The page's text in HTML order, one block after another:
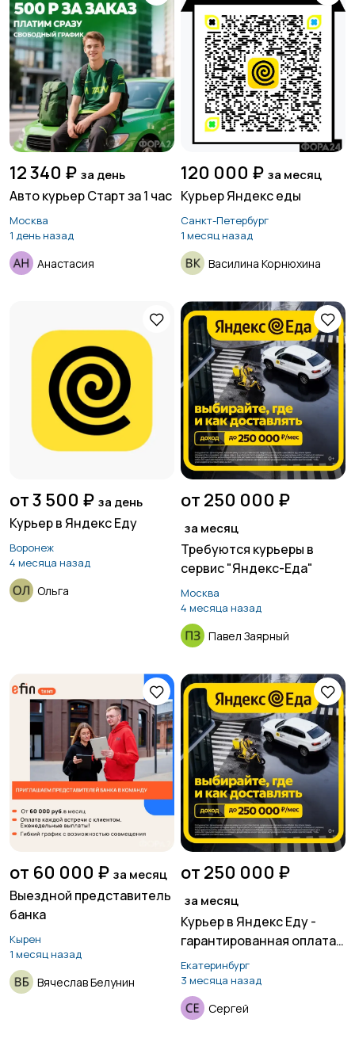
12 340 ₽ за день
Авто курьер Старт за 1 час
Москва
1 день назад
Анастасия
120 000 ₽ за месяц
Курьер Яндекс еды
Санкт-Петербург
1 месяц назад
Василина Корнюхина
от 3 500 ₽ за день
Курьер в Яндекс Еду
Воронеж
4 месяца назад
Ольга
от 250 000 ₽
за месяц
Требуются курьеры в
сервис "Яндекс-Еда"
Москва
4 месяца назад
Павел Заярный
от 60 000 ₽ за месяц
Выездной представитель
банка
Кырен
1 месяц назад
Вячеслав Белунин
от 250 000 ₽
за месяц
Курьер в Яндекс Еду -
гарантированная оплата,
свободный график
Екатеринбург
3 месяца назад
Сергей